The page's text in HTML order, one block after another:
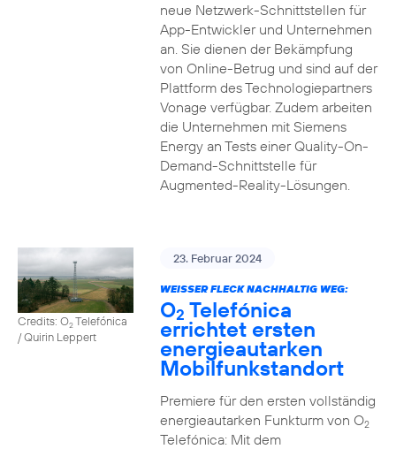
neue Netzwerk-Schnittstellen für
App-Entwickler und Unternehmen
an. Sie dienen der Bekämpfung
von Online-Betrug und sind auf der
Plattform des Technologiepartners
Vonage verfügbar. Zudem arbeiten
die Unternehmen mit Siemens
Energy an Tests einer Quality-On-
Demand-Schnittstelle für
Augmented-Reality-Lösungen.
Credits: O2Telefónica
/ Quirin Leppert
23. Februar 2024
WEISSER FLECK NACHHALTIG WEG:
O2 Telefónica
errichtet ersten
energieautarken
Mobilfunkstandort
Premiere für den ersten vollständig
energieautarken Funkturm von O2
Telefónica: Mit dem